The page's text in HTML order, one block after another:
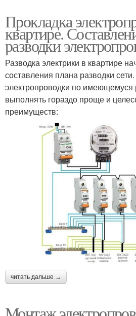
Прокладка
квартире.
разводки
Разводка электрики в квартире
составления плана разводки
электропроводки по имеющемуся
выполнять гораздо проще и
преимуществ:
читать дальше →